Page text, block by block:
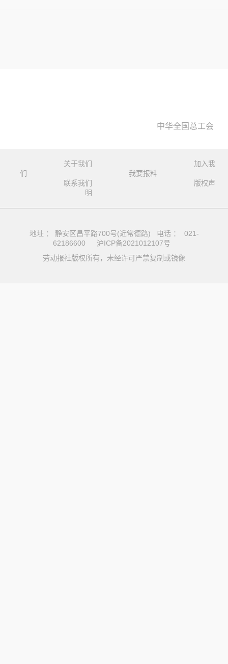
中华全国总工会
关于我们
加入我
们
我要报料
联系我们
版权声
明
地址 ： 静安区昌平路700号(近常德路) 电话 ： 021-
62186600
沪ICP备2021012107号
劳动报社版权所有，未经许可严禁复制或镜像